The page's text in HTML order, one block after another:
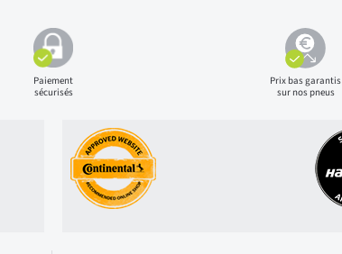
Paiement
sécurisés
Prix basgarantis
sur nos pneus